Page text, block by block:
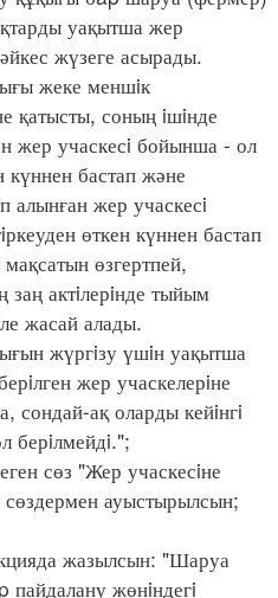
уақытша жер
жүзеге асырады.
жеке меншiк
қатысты, соның iшiнде
жер учаскесi бойынша - ол
күннен бастап және
алынған жер учаскесi
өткен күннен бастап
өзгертпей,
заң актiлерiнде тыйым
жасай алады.
жүргiзу үшiн уақытша
жер учаскелерiне
сондай-ақ оларды кейiнгi
берiлмейдi.";
сөз "Жер учаскесiне
ауыстырылсын;
жазылсын: "Шаруа
жөнiндегi